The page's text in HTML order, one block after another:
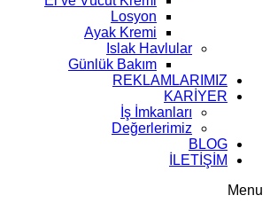
Losyon
Ayak Kremi
Islak Havlular
Günlük Bakım
REKLAMLARIMIZ
KARİYER
İş İmkanları
Değerlerimiz
BLOG
İLETİŞİM
Menu